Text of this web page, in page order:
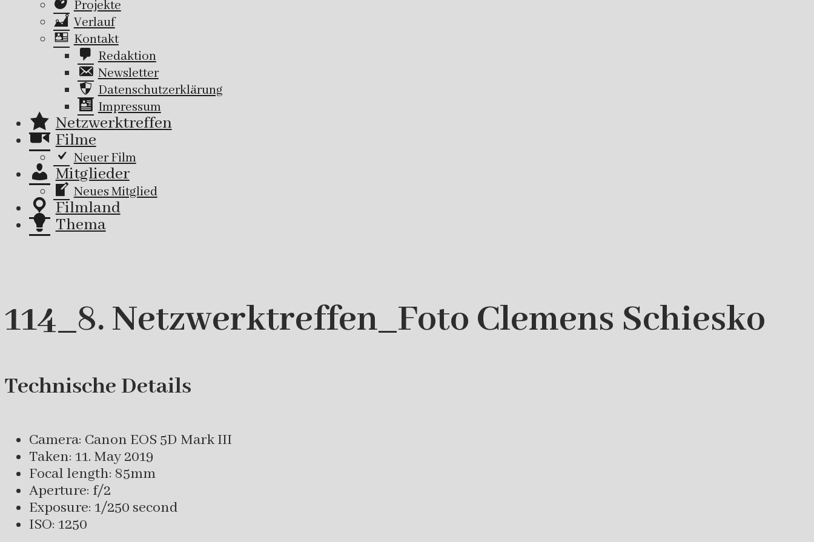
Projekte
Verlauf
Kontakt
Redaktion
Newsletter
Datenschutzerklärung
Impressum
Netzwerktreffen
Filme
Neuer Film
Mitglieder
Neues Mitglied
Filmland
Thema
114_8. Netzwerktreffen_Foto Clemens Schiesko
Technische Details
Camera: Canon EOS 5D Mark III
Taken: 11. May 2019
Focal length: 85mm
Aperture: f/2
Exposure: 1/250 second
ISO: 1250